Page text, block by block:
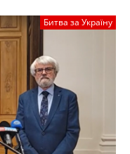
Битва за Україну